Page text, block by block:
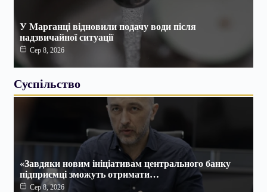
У Марганці відновили подачу води після
надзвичайної ситуації
Сер 8, 2026
Суспільство
«Завдяки новим ініціативам центрального банку
підприємці зможуть отримати…
Сер 8, 2026